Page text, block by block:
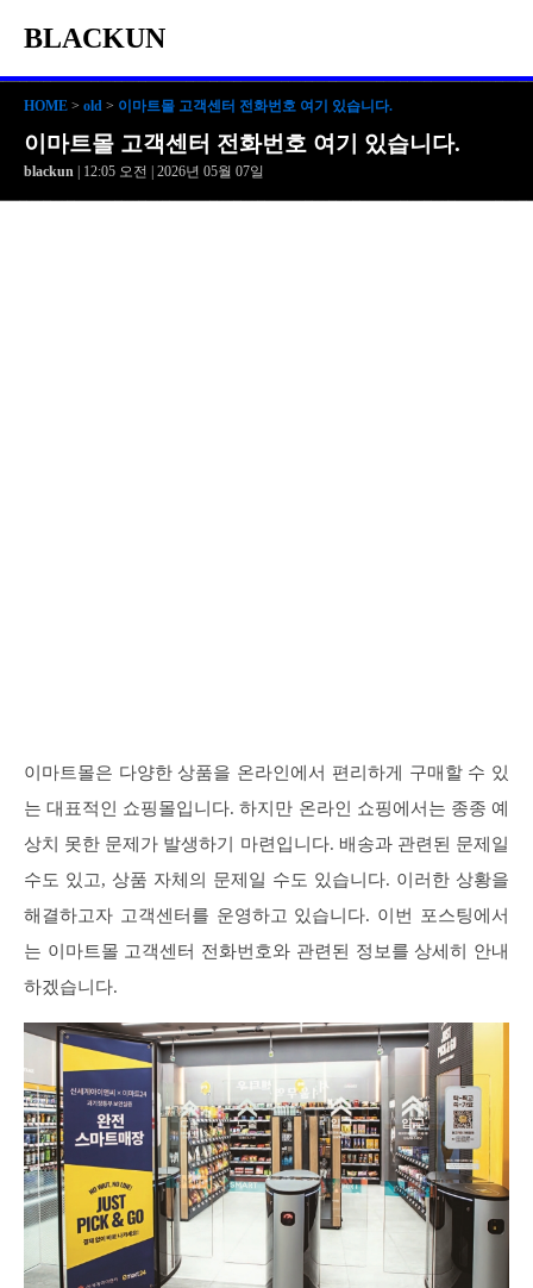
BLACKUN
HOME > old > 이마트몰 고객센터 전화번호 여기 있습니다.
이마트몰 고객센터 전화번호 여기 있습니다.
blackun | 12:05 오전 | 2026년 05월 07일
이마트몰은 다양한 상품을 온라인에서 편리하게 구매할 수 있
는 대표적인 쇼핑몰입니다. 하지만 온라인 쇼핑에서는 종종 예
상치 못한 문제가 발생하기 마련입니다. 배송과 관련된 문제일
수도 있고, 상품 자체의 문제일 수도 있습니다. 이러한 상황을
해결하고자 고객센터를 운영하고 있습니다. 이번 포스팅에서
는 이마트몰 고객센터 전화번호와 관련된 정보를 상세히 안내
하겠습니다.